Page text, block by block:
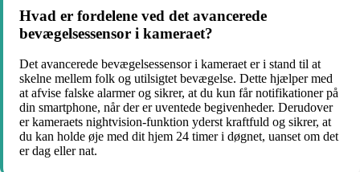
Hvad er fordelene ved det avancerede
bevægelsessensor i kameraet?
Det avancerede bevægelsessensor i kameraet er i stand til at
skelne mellem folk og utilsigtet bevægelse. Dette hjælper med
at afvise falske alarmer og sikrer, at du kun får notifikationer på
din smartphone, når der er uventede begivenheder. Derudover
er kameraets nightvision-funktion yderst kraftfuld og sikrer, at
du kan holde øje med dit hjem 24 timer i døgnet, uanset om det
er dag eller nat.